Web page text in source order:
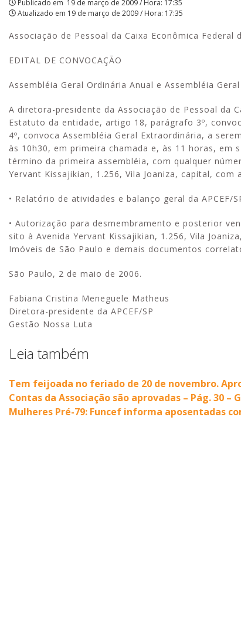
|
APCEF/SP
Publicado em 19 de março de 2009 / Hora: 17:35
Atualizado em 19 de março de 2009 / Hora: 17:35
Associação de Pessoal da Caixa Econômica Federal
EDITAL DE CONVOCAÇÃO
Assembléia Geral Ordinária Anual e Assembléia
A diretora-presidente da Associação de Pessoal da
Estatuto da entidade, artigo 18, parágrafo 3º,
4º, convoca Assembléia Geral Extraordinária, a
às 10h30, em primeira chamada e, às 11 horas, em
término da primeira assembléia, com qualquer
Yervant Kissajikian, 1.256, Vila Joaniza, capital, com
• Relatório de atividades e balanço geral da
• Autorização para desmembramento e posterior
sito à Avenida Yervant Kissajikian, 1.256, Vila
Imóveis de São Paulo e demais documentos
São Paulo, 2 de maio de 2006.
Fabiana Cristina Meneguele Matheus
Diretora-presidente da APCEF/SP
Gestão Nossa Luta
Leia também
Tem feijoada no feriado de 20 de novembro.
Contas da Associação são aprovadas – Pág. 30 –
Mulheres Pré-79: Funcef informa aposentadas
com o Sesi e